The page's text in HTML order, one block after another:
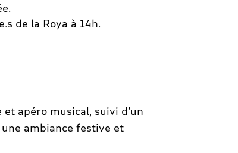
de la Roya à 14h.
apéro musical, suivi d’un
ambiance festive et